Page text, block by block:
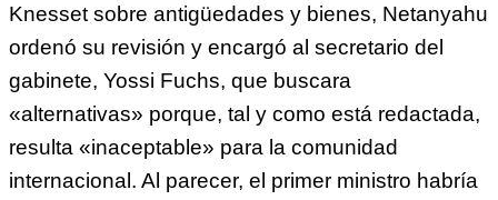
Knesset sobre antigüedades y bienes, Netanyahu
ordenó su revisión y encargó al secretario del
gabinete, Yossi Fuchs, que buscara
«alternativas» porque, tal y como está redactada,
resulta «inaceptable» para la comunidad
internacional. Al parecer, el primer ministro habría